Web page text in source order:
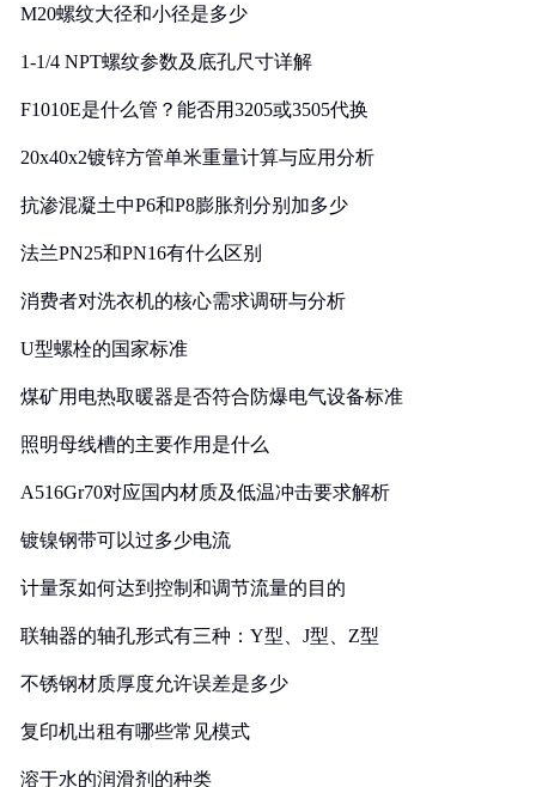
M20螺纹大径和小径是多少
1-1/4 NPT螺纹参数及底孔尺寸详解
F1010E是什么管？能否用3205或3505代换
20x40x2镀锌方管单米重量计算与应用分析
抗渗混凝土中P6和P8膨胀剂分别加多少
法兰PN25和PN16有什么区别
消费者对洗衣机的核心需求调研与分析
U型螺栓的国家标准
煤矿用电热取暖器是否符合防爆电气设备标准
照明母线槽的主要作用是什么
A516Gr70对应国内材质及低温冲击要求解析
镀镍钢带可以过多少电流
计量泵如何达到控制和调节流量的目的
联轴器的轴孔形式有三种：Y型、J型、Z型
不锈钢材质厚度允许误差是多少
复印机出租有哪些常见模式
溶于水的润滑剂的种类